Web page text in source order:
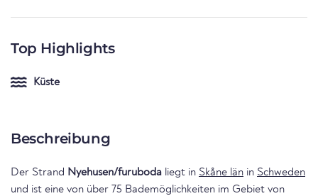
Top Highlights
Küste
Beschreibung
Der Strand Nyehusen/furuboda liegt in Skåne län in Schweden
und ist eine von über 75 Bademöglichkeiten im Gebiet von